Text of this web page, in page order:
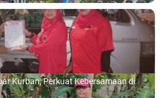
Kurban, Perkuat Kebersamaan di